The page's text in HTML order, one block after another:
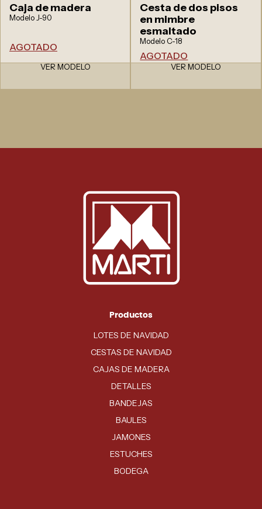
Caja de madera
Modelo J-90
AGOTADO
VER MODELO
Cesta de dos pisos
en mimbre
esmaltado
Modelo C-18
AGOTADO
VER MODELO
Productos
LOTES DE NAVIDAD
CESTAS DE NAVIDAD
CAJAS DE MADERA
DETALLES
BANDEJAS
BAULES
JAMONES
ESTUCHES
BODEGA